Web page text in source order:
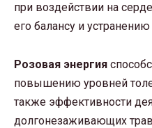
при воздействии на
его балансу и устранению
Розовая энергия
повышению уровней
также эффективности
долгонезаживающих